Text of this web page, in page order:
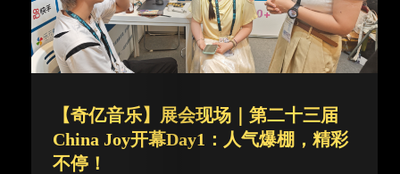
【奇亿音乐】展会现场｜第二十三届
China Joy开幕Day1：人气爆棚，精彩
不停！